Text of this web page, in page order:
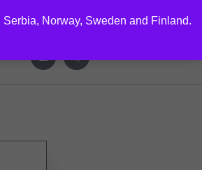
Norway, Sweden and Finland.